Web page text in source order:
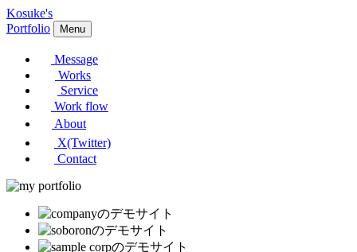
Kosuke's
Portfolio
Menu
Message
Works
Service
Work flow
About
X(Twitter)
Contact